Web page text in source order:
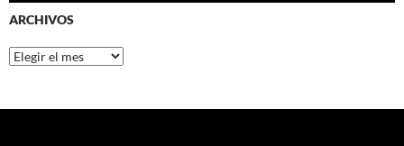
ARCHIVOS
Archivos